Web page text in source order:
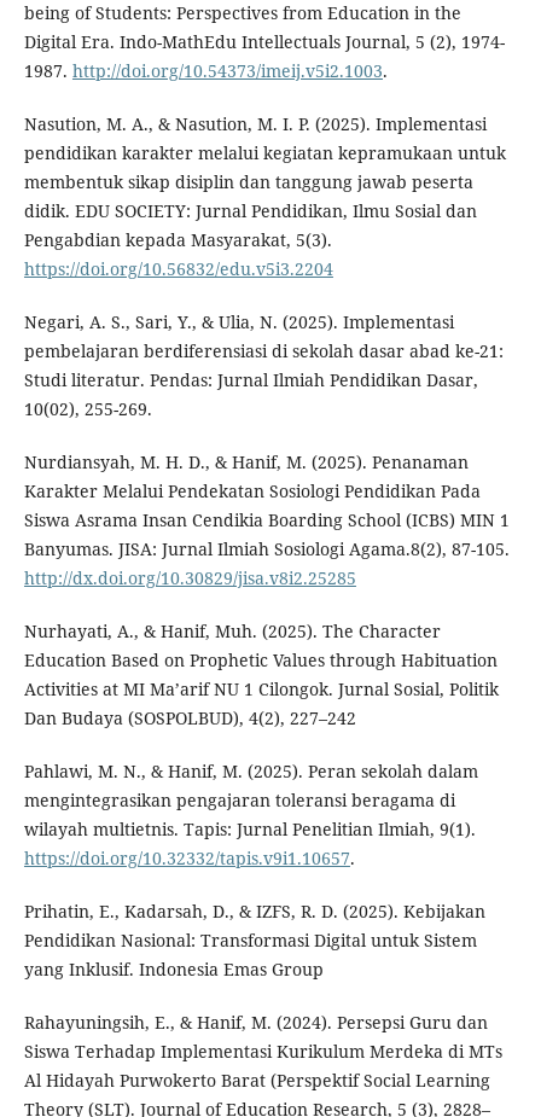
being of Students: Perspectives from Education in the
Digital Era. Indo-MathEdu Intellectuals Journal, 5 (2), 1974-
1987. http://doi.org/10.54373/imeij.v5i2.1003.
Nasution, M. A., & Nasution, M. I. P. (2025). Implementasi
pendidikan karakter melalui kegiatan kepramukaan untuk
membentuk sikap disiplin dan tanggung jawab peserta
didik. EDU SOCIETY: Jurnal Pendidikan, Ilmu Sosial dan
Pengabdian kepada Masyarakat, 5(3).
https://doi.org/10.56832/edu.v5i3.2204
Negari, A. S., Sari, Y., & Ulia, N. (2025). Implementasi
pembelajaran berdiferensiasi di sekolah dasar abad ke-21:
Studi literatur. Pendas: Jurnal Ilmiah Pendidikan Dasar,
10(02), 255-269.
Nurdiansyah, M. H. D., & Hanif, M. (2025). Penanaman
Karakter Melalui Pendekatan Sosiologi Pendidikan Pada
Siswa Asrama Insan Cendikia Boarding School (ICBS) MIN 1
Banyumas. JISA: Jurnal Ilmiah Sosiologi Agama.8(2), 87-105.
http://dx.doi.org/10.30829/jisa.v8i2.25285
Nurhayati, A., & Hanif, Muh. (2025). The Character
Education Based on Prophetic Values through Habituation
Activities at MI Ma’arif NU 1 Cilongok. Jurnal Sosial, Politik
Dan Budaya (SOSPOLBUD), 4(2), 227–242
Pahlawi, M. N., & Hanif, M. (2025). Peran sekolah dalam
mengintegrasikan pengajaran toleransi beragama di
wilayah multietnis. Tapis: Jurnal Penelitian Ilmiah, 9(1).
https://doi.org/10.32332/tapis.v9i1.10657.
Prihatin, E., Kadarsah, D., & IZFS, R. D. (2025). Kebijakan
Pendidikan Nasional: Transformasi Digital untuk Sistem
yang Inklusif. Indonesia Emas Group
Rahayuningsih, E., & Hanif, M. (2024). Persepsi Guru dan
Siswa Terhadap Implementasi Kurikulum Merdeka di MTs
Al Hidayah Purwokerto Barat (Perspektif Social Learning
Theory (SLT). Journal of Education Research, 5 (3), 2828–